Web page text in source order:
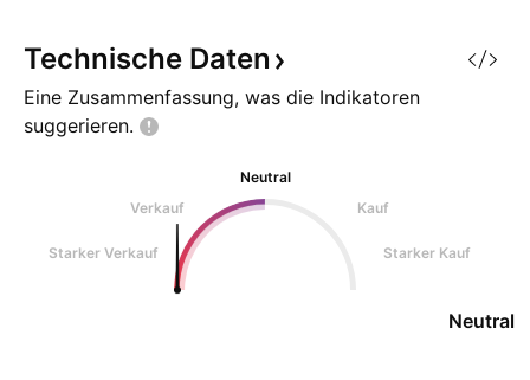
das Tief di
Technische Daten
Eine Zusammenfassung, was die Indikatoren
suggerieren.
Neutral
Verkauf
Kauf
Starker Verkauf Starker Kauf
Neutral